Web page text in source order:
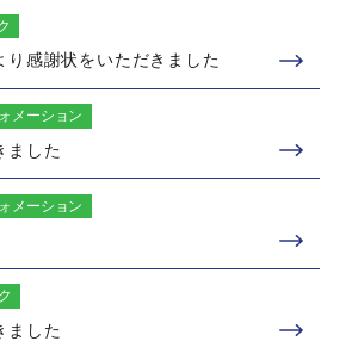
り感謝状をいただきました
メーション
ました
メーション
ました